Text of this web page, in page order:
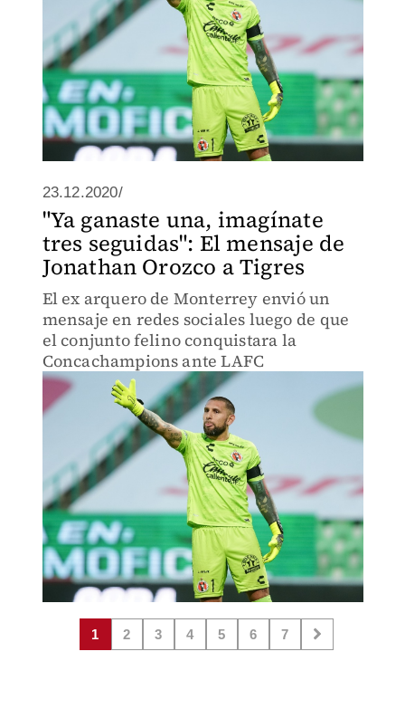
23.12.2020/
"Ya ganaste una, imagínate
tres seguidas": El mensaje de
Jonathan Orozco a Tigres
El ex arquero de Monterrey envió un
mensaje en redes sociales luego de que
el conjunto felino conquistara la
Concachampions ante LAFC
1 2 3 4 5 6 7